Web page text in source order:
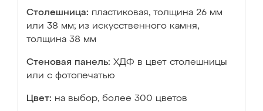
Столешница: пластиковая, толщина 26 мм
или 38 мм; из искусственного камня,
толщина 38 мм
Стеновая панель: ХДФ в цвет столешницы
или с фотопечатью
Цвет: на выбор, более 300 цветов